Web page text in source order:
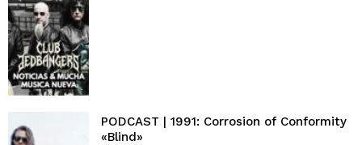
PODCAST | 1991: Corrosion of Conformity
«Blind»